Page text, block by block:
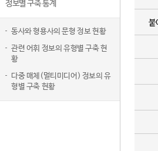
정보별 구축 통계
동사와 형용사의 문형 정보 현황
관련 어휘 정보의 유형별 구축 현
황
다중 매체(멀티미디어) 정보의 유
형별 구축 현황
붙